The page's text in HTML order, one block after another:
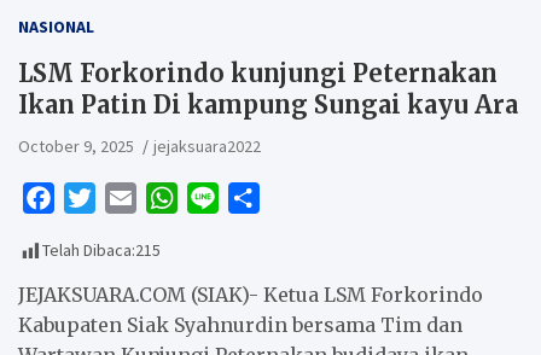
NASIONAL
LSM Forkorindo kunjungi Peternakan
Ikan Patin Di kampung Sungai kayu Ara
October 9, 2025 jejaksuara2022
c
e
b
i
t
t
a
i
l
W
t
s
e
r
e
Telah Dibaca:215
JEJAKSUARA.COM (SIAK)- Ketua LSM Forkorindo
Kabupaten Siak Syahnurdin bersama Tim dan